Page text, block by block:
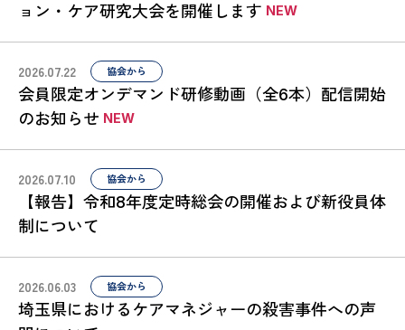
ョン・ケア研究大会を開催します
2026.07.22 協会から
会員限定オンデマンド研修動画（全6本）配信開始
のお知らせ
2026.07.10 協会から
【報告】令和8年度定時総会の開催および新役員体
制について
2026.06.03 協会から
埼玉県におけるケアマネジャーの殺害事件への声